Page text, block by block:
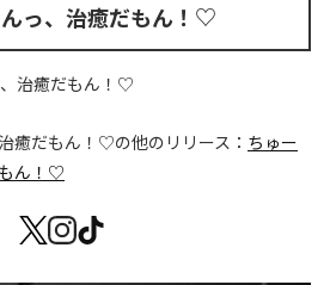
っ、治癒だもん！♡
癒だもん！♡の他のリリース： ちゅー
ん！♡